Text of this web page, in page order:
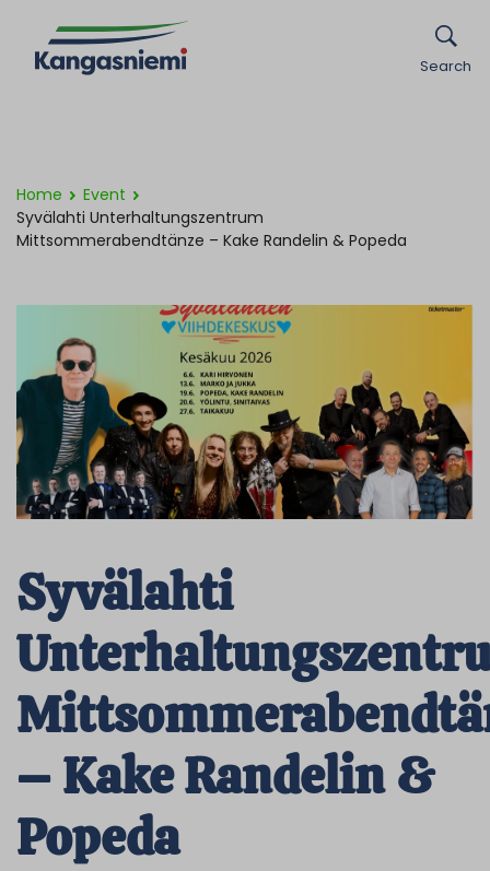
Search
Home
Event
Syvälahti Unterhaltungszentrum
Mittsommerabendtänze – Kake Randelin & Popeda
Syvälahti
– Kake Randelin &
Popeda